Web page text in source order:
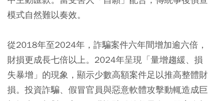
模式自然難以奏效。
從2018年至2024年，詐騙案件六年間增加逾六倍，
財損更成長七倍以上。2024年呈現「量增趨緩、損
失暴增」的現象，顯示少數高額案件足以推高整體財
損。投資詐騙、假冒官員與惡意軟體攻擊動輒造成巨